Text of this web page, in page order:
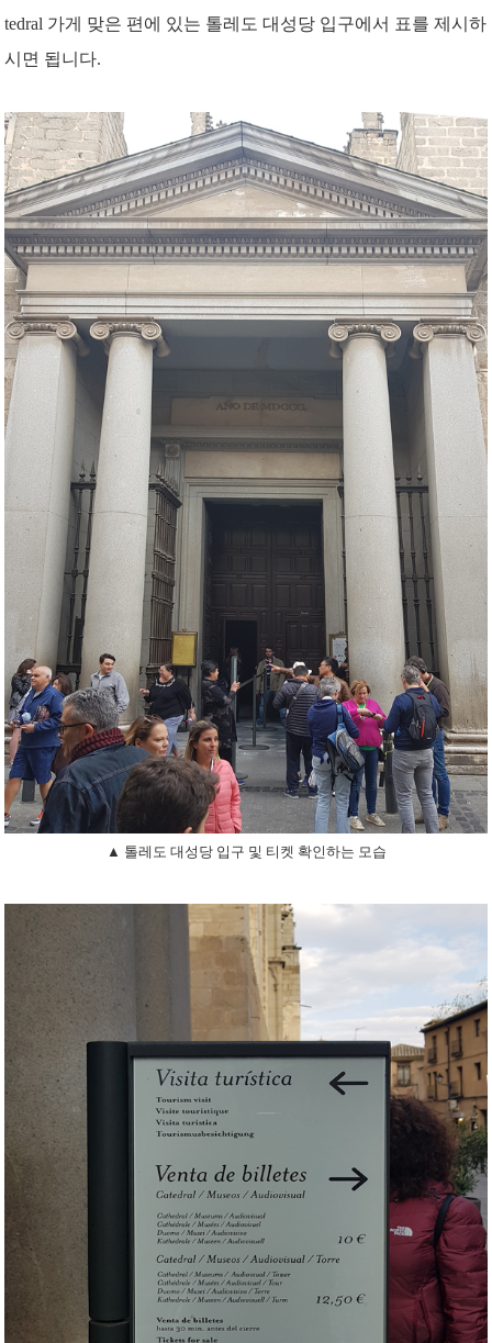
tedral 가게 맞은 편에 있는 톨레도 대성당 입구에서 표를 제시하
시면 됩니다.
▲ 톨레도 대성당 입구 및 티켓 확인하는 모습